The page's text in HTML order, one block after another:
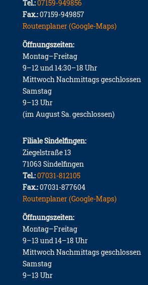
Tel.:07159-949856
Fax.:07159-949857
Routenplaner (Google-Maps)
Öffnungszeiten:
Montag–Freitag
9–12 und 14:30–18 Uhr
Mittwoch Nachmittags geschlossen
Samstag
9–13 Uhr
(im August Sa. geschlossen)
Filiale Sindelfingen:
Ziegelstraße 13
71063 Sindelfingen
Tel.:07031-812105
Fax.:07031-877604
Routenplaner (Google-Maps)
Öffnungszeiten:
Montag–Freitag
9–13 und 14–18 Uhr
Mittwoch Nachmittags geschlossen
Samstag
9–13 Uhr